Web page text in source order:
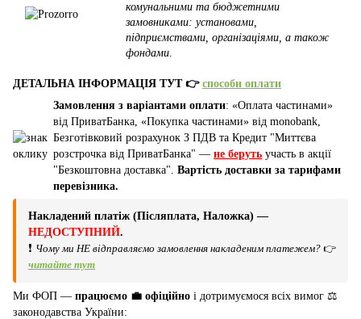
комунальними та бюджетними
замовниками: установами,
підприємствами, організаціями, а також
фондами
ДЕТАЛЬНА ІНФОРМАЦІЯ ТУТ 👉 способи оплати
Замовлення з варіантами оплати: «Оплата частинами»
від ПриватБанка, «Покупка частинами» від monobank,
Безготівковий розрахунок З ПДВ та Кредит "Миттєва
розстрочка від ПриватБанка" — не беруть участь в акції
"Безкоштовна доставка". Вартість доставки за тарифами
перевізника.
Накладений платіж (Післяплата, Наложка) —
НЕДОСТУПНИЙ.
❗ Чому ми НЕ відправляємо замовлення накладеним платежем? 👉
читайте тут
Ми ФОП — працюємо 💼 офіційно і дотримуємося всіх вимог ⚖️
законодавства України: